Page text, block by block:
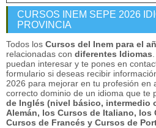
CURSOS INEM SEPE 2026
PROVINCIA
Todos los Cursos del Inem para el
relacionadas con diferentes Idiomas
puedan interesar y te pones en
formulario si deseas recibir
2026 para mejorar en tu profesión en
correcto dominio de un idioma que te
de Inglés (nivel básico, intermedio
Alemán, los Cursos de Italiano, los
Cursos de Francés y Cursos de